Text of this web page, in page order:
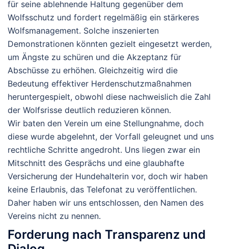
für seine ablehnende Haltung gegenüber dem
Wolfsschutz und fordert regelmäßig ein stärkeres
Wolfsmanagement. Solche inszenierten
Demonstrationen könnten gezielt eingesetzt werden,
um Ängste zu schüren und die Akzeptanz für
Abschüsse zu erhöhen. Gleichzeitig wird die
Bedeutung effektiver Herdenschutzmaßnahmen
heruntergespielt, obwohl diese nachweislich die Zahl
der Wolfsrisse deutlich reduzieren können.
Wir baten den Verein um eine Stellungnahme, doch
diese wurde abgelehnt, der Vorfall geleugnet und uns
rechtliche Schritte angedroht. Uns liegen zwar ein
Mitschnitt des Gesprächs und eine glaubhafte
Versicherung der Hundehalterin vor, doch wir haben
keine Erlaubnis, das Telefonat zu veröffentlichen.
Daher haben wir uns entschlossen, den Namen des
Vereins nicht zu nennen.
Forderung nach Transparenz und